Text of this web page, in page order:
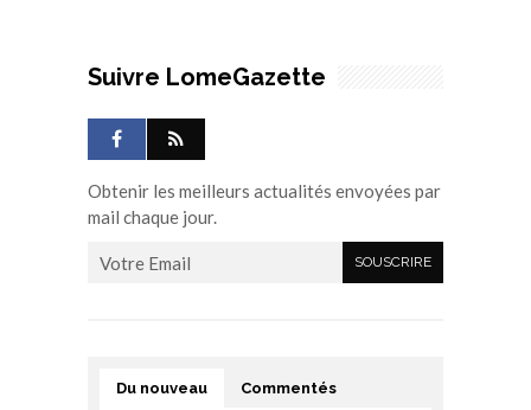
Suivre LomeGazette
Obtenir les meilleurs actualités envoyées par
mail chaque jour.
Du nouveau Commentés